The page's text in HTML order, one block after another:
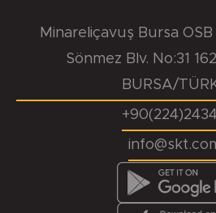
Minareliçavuş Bursa
Sönmez Blv. No:31
BURSA/